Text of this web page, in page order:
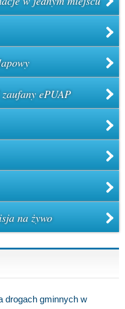
ePUAP
na żywo
drogach gminnych w